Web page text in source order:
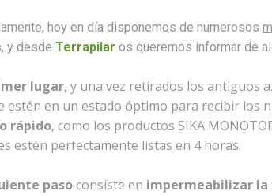
hoy en día disponemos de numerosos
, y desde Terrapilar os queremos informar de
lugar, y una vez retirados los antiguos
estén en un estado óptimo para recibir los
rápido, como los productos SIKA
estén perfectamente listas en 4 horas.
pasoconsiste en impermeabilizar la